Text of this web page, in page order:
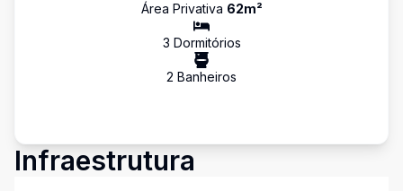
Área Privativa 62m²
3 Dormitórios
2 Banheiros
Infraestrutura